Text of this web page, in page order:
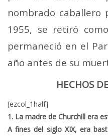
nombrado caballero
1955, se retiró
permaneció en el
año antes de su
HECHOS
[ezcol_1half]
1. La madre de Churchill era
A fines del siglo XIX, era